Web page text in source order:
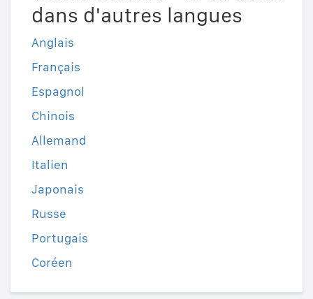
dans d'autres langues
Anglais
Français
Espagnol
Chinois
Allemand
Italien
Japonais
Russe
Portugais
Coréen